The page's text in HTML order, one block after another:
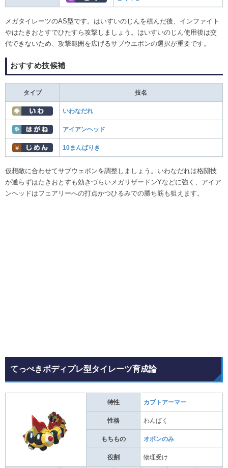
メガタイレーツのAS型です。はいすいのじんを積んだ後、インファイト
やはたきおとすでひたすら攻撃しましょう。はいすいのじん使用後は交
代できないため、攻撃範囲を広げるサブウエポンの選択が重要です。
おすすめ技候補
タイプ 技名
いわなだれ
アイアンヘッド
10まんばりき
仮想敵に合わせてサブウェポンを調整しましょう。いわなだれは格闘技
が通らずはたきおとすも効きづらいメガリザードンYなどに強く、アイア
ンヘッドはフェアリーへの打点かつひるみでの勝ち筋も狙えます。
てっぺきボディプレ型タイレーツ育成論
特性 カブトアーマー
性格 わんぱく
もちもの オボンのみ
役割 物理受け